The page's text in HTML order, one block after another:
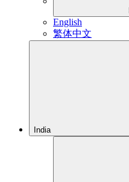
English
繁体中文
India